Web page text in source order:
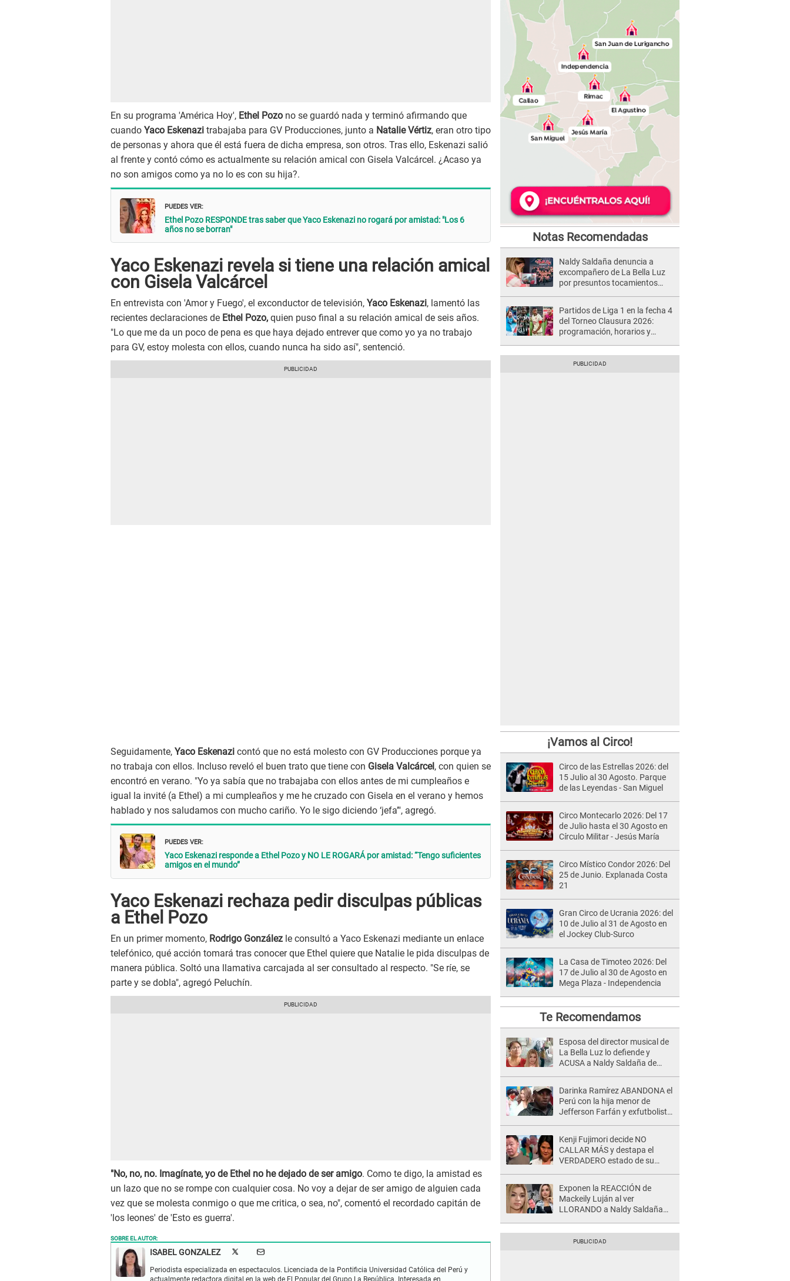
En su programa 'América Hoy', Ethel Pozo no se guardó nada y terminó afirmando que
cuando Yaco Eskenazi trabajaba para GV Producciones, junto a Natalie Vértiz, eran otro tipo
de personas y ahora que él está fuera de dicha empresa, son otros. Tras ello, Eskenazi salió
al frente y contó cómo es actualmente su relación amical con Gisela Valcárcel. ¿Acaso ya
no son amigos como ya no lo es con su hija?.
PUEDES VER:
Ethel Pozo RESPONDE tras saber que Yaco Eskenazi no rogará por amistad: "Los 6
años no se borran"
Yaco Eskenazi revela si tiene una relación amical
con Gisela Valcárcel
En entrevista con 'Amor y Fuego', el exconductor de televisión, Yaco Eskenazi, lamentó las
recientes declaraciones de Ethel Pozo, quien puso final a su relación amical de seis años.
"Lo que me da un poco de pena es que haya dejado entrever que como yo ya no trabajo
para GV, estoy molesta con ellos, cuando nunca ha sido así", sentenció.
Seguidamente, Yaco Eskenazi contó que no está molesto con GV Producciones porque ya
no trabaja con ellos. Incluso reveló el buen trato que tiene con Gisela Valcárcel, con quien se
encontró en verano. "Yo ya sabía que no trabajaba con ellos antes de mi cumpleaños e
igual la invité (a Ethel) a mi cumpleaños y me he cruzado con Gisela en el verano y hemos
hablado y nos saludamos con mucho cariño. Yo le sigo diciendo ‘jefa’", agregó.
PUEDES VER:
Yaco Eskenazi responde a Ethel Pozo y NO LE ROGARÁ por amistad: “Tengo suficientes
amigos en el mundo”
Yaco Eskenazi rechaza pedir disculpas públicas
a Ethel Pozo
En un primer momento, Rodrigo González le consultó a Yaco Eskenazi mediante un enlace
telefónico, qué acción tomará tras conocer que Ethel quiere que Natalie le pida disculpas de
manera pública. Soltó una llamativa carcajada al ser consultado al respecto. "Se ríe, se
parte y se dobla", agregó Peluchín.
"No, no, no. Imagínate, yo de Ethel no he dejado de ser amigo. Como te digo, la amistad es
un lazo que no se rompe con cualquier cosa. No voy a dejar de ser amigo de alguien cada
vez que se molesta conmigo o que me critica, o sea, no", comentó el recordado capitán de
'los leones' de 'Esto es guerra'.
SOBRE EL AUTOR:
ISABEL GONZALEZ
Periodista especializada en espectaculos. Licenciada de la Pontificia Universidad Católica del Perú y
Notas Recomendadas
Naldy Saldaña denuncia a
excompañero de La Bella Luz
por presuntos tocamientos
Partidos de Liga 1 en la fecha 4
del Torneo Clausura 2026:
programación, horarios y
¡Vamos al Circo!
Circo de las Estrellas 2026: del
15 Julio al 30 Agosto. Parque
de las Leyendas - San Miguel
Circo Montecarlo 2026: Del 17
de Julio hasta el 30 Agosto en
Círculo Militar - Jesús María
Circo Místico Condor 2026: Del
25 de Junio. Explanada Costa
21
Gran Circo de Ucrania 2026: del
10 de Julio al 31 de Agosto en
el Jockey Club-Surco
La Casa de Timoteo 2026: Del
17 de Julio al 30 de Agosto en
Mega Plaza - Independencia
Te Recomendamos
Esposa del director musical de
La Bella Luz lo defiende y
ACUSA a Naldy Saldaña de
Darinka Ramírez ABANDONA el
Perú con la hija menor de
Jefferson Farfán y exfutbolista
Kenji Fujimori decide NO
CALLAR MÁS y destapa el
VERDADERO estado de su
Fujimori: "Mi familia es Érika, mi
suegra..."
Exponen la REACCIÓN de
Mackeily Luján al ver
LLORANDO a Naldy Saldaña